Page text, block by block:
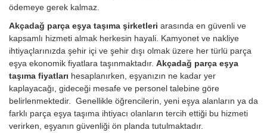
ödemeye gerek kalmaz.
Akçadağ parça eşya taşıma şirketleri arasında en güvenli ve
kapsamlı hizmeti almak herkesin hayali. Kamyonet ve nakliye
ihtiyaçlarınızda şehir içi ve şehir dışı olmak üzere her türlü parça
eşya ekonomik fiyatlara taşınmaktadır. Akçadağ parça eşya
taşıma fiyatları hesaplanırken, eşyanızın ne kadar yer
kaplayacağı, gideceği mesafe ve personel talebine göre
belirlenmektedir. Genellikle öğrencilerin, yeni eşya alanların ya da
farklı parça eşya taşıma ihtiyacı olanların tercih ettiği bu hizmeti
verirken, eşyanın güvenliği ön planda tutulmaktadır.